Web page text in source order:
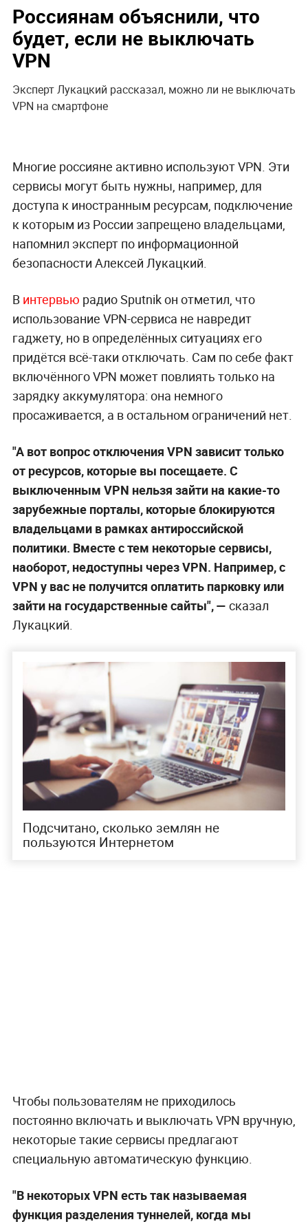
Россиянам объяснили, что
будет, если не выключать
VPN
Эксперт Лукацкий рассказал, можно ли не выключать
VPN на смартфоне
Многие россияне активно используют VPN. Эти
сервисы могут быть нужны, например, для
доступа к иностранным ресурсам, подключение
к которым из России запрещено владельцами,
напомнил эксперт по информационной
безопасности Алексей Лукацкий.
В интервью радио Sputnik он отметил, что
использование VPN-сервиса не навредит
гаджету, но в определённых ситуациях его
придётся всё-таки отключать. Сам по себе факт
включённого VPN может повлиять только на
зарядку аккумулятора: она немного
просаживается, а в остальном ограничений нет.
"А вот вопрос отключения VPN зависит только
от ресурсов, которые вы посещаете. С
выключенным VPN нельзя зайти на какие-то
зарубежные порталы, которые блокируются
владельцами в рамках антироссийской
политики. Вместе с тем некоторые сервисы,
наоборот, недоступны через VPN. Например, с
VPN у вас не получится оплатить парковку или
зайти на государственные сайты", — сказал
Лукацкий.
Подсчитано, сколько землян не
пользуются Интернетом
Чтобы пользователям не приходилось
постоянно включать и выключать VPN вручную,
некоторые такие сервисы предлагают
специальную автоматическую функцию.
"В некоторых VPN есть так называемая
функция разделения туннелей, когда мы